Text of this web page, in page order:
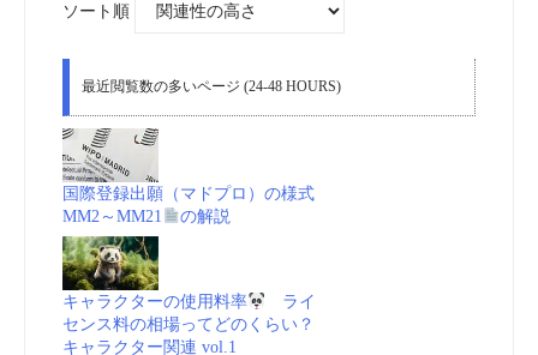
ソート順
最近閲覧数の多いページ (24-48 HOURS)
国際登録出願（マドプロ）の様式
MM2～MM21
の解説
キャラクターの使用料率
ライ
センス料の相場ってどのくらい？
キャラクター関連 vol.1